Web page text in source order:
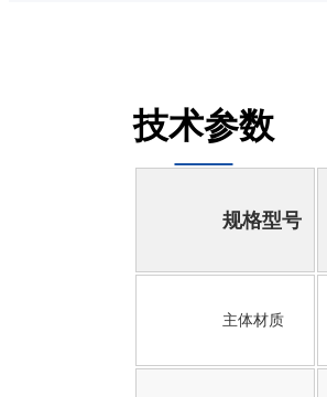
技术参数
规格型号
主体材质